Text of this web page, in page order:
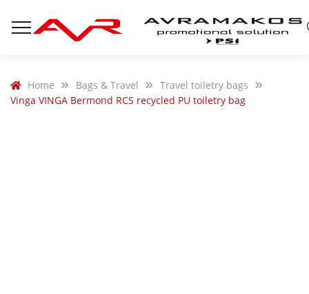
Home Bags & Travel
Travel toiletry bags
Vinga VINGA Bermond RCS recycled PU toiletry bag